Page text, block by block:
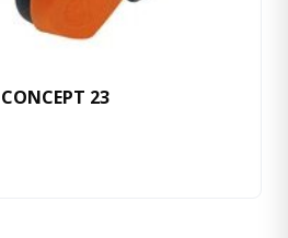
23